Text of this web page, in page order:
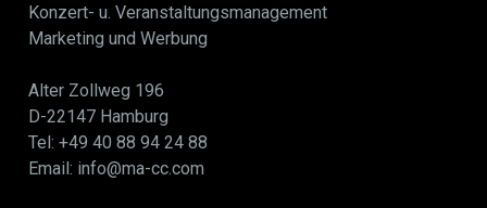
Konzert- u. Veranstaltungsmanagement
Marketing und Werbung
Alter Zollweg 196
D-22147 Hamburg
Tel: +49 40 88 94 24 88
Email: info@ma-cc.com